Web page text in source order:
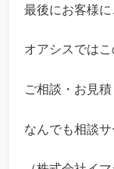
最後にお客様
オアシスでは
ご相談・お見
なんでも相談